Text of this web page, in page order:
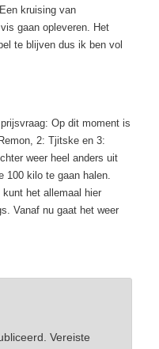
kruising van
gaan opleveren. Het
te blijven dus ik ben vol
Op dit moment is
2: Tjitske en 3:
weer heel anders uit
100 kilo te gaan halen.
het allemaal hier
Vanaf nu gaat het weer
Vereiste